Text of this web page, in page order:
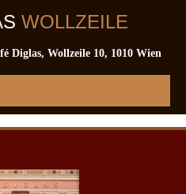
WOLLZEILE
Diglas, Wollzeile 10, 1010 Wien